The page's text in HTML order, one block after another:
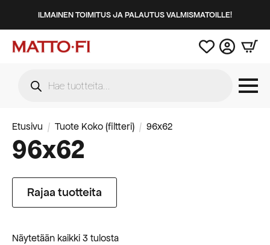
ILMAINEN TOIMITUS JA PALAUTUS VALMISMATOILLE!
search
Etusivu Tuote Koko (filtteri) 96x62
96x62
Rajaa tuotteita
Näytetään kaikki 3 tulostaSuosituimmat